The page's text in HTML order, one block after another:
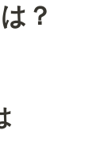
？